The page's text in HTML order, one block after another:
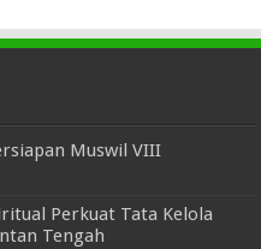
Muswil VIII
Perkuat Tata Kelola
Tengah